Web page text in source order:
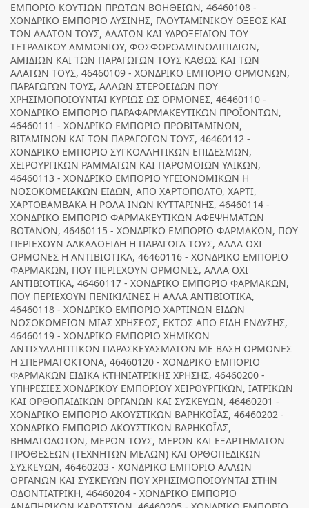
ΕΜΠΟΡΙΟ ΚΟΥΤΙΩΝ ΠΡΩΤΩΝ ΒΟΗΘΕΙΩΝ, 46460108 -
ΧΟΝΔΡΙΚΟ ΕΜΠΟΡΙΟ ΛΥΣΙΝΗΣ, ΓΛΟΥΤΑΜΙΝΙΚΟΥ ΟΞΕΟΣ ΚΑΙ
ΤΩΝ ΑΛΑΤΩΝ ΤΟΥΣ, ΑΛΑΤΩΝ ΚΑΙ ΥΔΡΟΞΕΙΔΙΩΝ ΤΟΥ
ΤΕΤΡΑΔΙΚΟΥ ΑΜΜΩΝΙΟΥ, ΦΩΣΦΟΡΟΑΜΙΝΟΛΙΠΙΔΙΩΝ,
ΑΜΙΔΙΩΝ ΚΑΙ ΤΩΝ ΠΑΡΑΓΩΓΩΝ ΤΟΥΣ ΚΑΘΩΣ ΚΑΙ ΤΩΝ
ΑΛΑΤΩΝ ΤΟΥΣ, 46460109 - ΧΟΝΔΡΙΚΟ ΕΜΠΟΡΙΟ ΟΡΜΟΝΩΝ,
ΠΑΡΑΓΩΓΩΝ ΤΟΥΣ, ΑΛΛΩΝ ΣΤΕΡΟΕΙΔΩΝ ΠΟΥ
ΧΡΗΣΙΜΟΠΟΙΟΥΝΤΑΙ ΚΥΡΙΩΣ ΩΣ ΟΡΜΟΝΕΣ, 46460110 -
ΧΟΝΔΡΙΚΟ ΕΜΠΟΡΙΟ ΠΑΡΑΦΑΡΜΑΚΕΥΤΙΚΩΝ ΠΡΟΪΟΝΤΩΝ,
46460111 - ΧΟΝΔΡΙΚΟ ΕΜΠΟΡΙΟ ΠΡΟΒΙΤΑΜΙΝΩΝ,
ΒΙΤΑΜΙΝΩΝ ΚΑΙ ΤΩΝ ΠΑΡΑΓΩΓΩΝ ΤΟΥΣ, 46460112 -
ΧΟΝΔΡΙΚΟ ΕΜΠΟΡΙΟ ΣΥΓΚΟΛΛΗΤΙΚΩΝ ΕΠΙΔΕΣΜΩΝ,
ΧΕΙΡΟΥΡΓΙΚΩΝ ΡΑΜΜΑΤΩΝ ΚΑΙ ΠΑΡΟΜΟΙΩΝ ΥΛΙΚΩΝ,
46460113 - ΧΟΝΔΡΙΚΟ ΕΜΠΟΡΙΟ ΥΓΕΙΟΝΟΜΙΚΩΝ Η
ΝΟΣΟΚΟΜΕΙΑΚΩΝ ΕΙΔΩΝ, ΑΠΟ ΧΑΡΤΟΠΟΛΤΟ, ΧΑΡΤΙ,
ΧΑΡΤΟΒΑΜΒΑΚΑ Η ΡΟΛΑ ΙΝΩΝ ΚΥΤΤΑΡΙΝΗΣ, 46460114 -
ΧΟΝΔΡΙΚΟ ΕΜΠΟΡΙΟ ΦΑΡΜΑΚΕΥΤΙΚΩΝ ΑΦΕΨΗΜΑΤΩΝ
ΒΟΤΑΝΩΝ, 46460115 - ΧΟΝΔΡΙΚΟ ΕΜΠΟΡΙΟ ΦΑΡΜΑΚΩΝ, ΠΟΥ
ΠΕΡΙΕΧΟΥΝ ΑΛΚΑΛΟΕΙΔΗ Η ΠΑΡΑΓΩΓΑ ΤΟΥΣ, ΑΛΛΑ ΟΧΙ
ΟΡΜΟΝΕΣ Η ΑΝΤΙΒΙΟΤΙΚΑ, 46460116 - ΧΟΝΔΡΙΚΟ ΕΜΠΟΡΙΟ
ΦΑΡΜΑΚΩΝ, ΠΟΥ ΠΕΡΙΕΧΟΥΝ ΟΡΜΟΝΕΣ, ΑΛΛΑ ΟΧΙ
ΑΝΤΙΒΙΟΤΙΚΑ, 46460117 - ΧΟΝΔΡΙΚΟ ΕΜΠΟΡΙΟ ΦΑΡΜΑΚΩΝ,
ΠΟΥ ΠΕΡΙΕΧΟΥΝ ΠΕΝΙΚΙΛΙΝΕΣ Η ΑΛΛΑ ΑΝΤΙΒΙΟΤΙΚΑ,
46460118 - ΧΟΝΔΡΙΚΟ ΕΜΠΟΡΙΟ ΧΑΡΤΙΝΩΝ ΕΙΔΩΝ
ΝΟΣΟΚΟΜΕΙΩΝ ΜΙΑΣ ΧΡΗΣΕΩΣ, ΕΚΤΟΣ ΑΠΟ ΕΙΔΗ ΕΝΔΥΣΗΣ,
46460119 - ΧΟΝΔΡΙΚΟ ΕΜΠΟΡΙΟ ΧΗΜΙΚΩΝ
ΑΝΤΙΣΥΛΛΗΠΤΙΚΩΝ ΠΑΡΑΣΚΕΥΑΣΜΑΤΩΝ ΜΕ ΒΑΣΗ ΟΡΜΟΝΕΣ
Η ΣΠΕΡΜΑΤΟΚΤΟΝΑ, 46460120 - ΧΟΝΔΡΙΚΟ ΕΜΠΟΡΙΟ
ΦΑΡΜΑΚΩΝ ΕΙΔΙΚΑ ΚΤΗΝΙΑΤΡΙΚΗΣ ΧΡΗΣΗΣ, 46460200 -
ΥΠΗΡΕΣΙΕΣ ΧΟΝΔΡΙΚΟΥ ΕΜΠΟΡΙΟΥ ΧΕΙΡΟΥΡΓΙΚΩΝ, ΙΑΤΡΙΚΩΝ
ΚΑΙ ΟΡΘΟΠΑΙΔΙΚΩΝ ΟΡΓΑΝΩΝ ΚΑΙ ΣΥΣΚΕΥΩΝ, 46460201 -
ΧΟΝΔΡΙΚΟ ΕΜΠΟΡΙΟ ΑΚΟΥΣΤΙΚΩΝ ΒΑΡΗΚΟΪΑΣ, 46460202 -
ΧΟΝΔΡΙΚΟ ΕΜΠΟΡΙΟ ΑΚΟΥΣΤΙΚΩΝ ΒΑΡΗΚΟΪΑΣ,
ΒΗΜΑΤΟΔΟΤΩΝ, ΜΕΡΩΝ ΤΟΥΣ, ΜΕΡΩΝ ΚΑΙ ΕΞΑΡΤΗΜΑΤΩΝ
ΠΡΟΘΕΣΕΩΝ (ΤΕΧΝΗΤΩΝ ΜΕΛΩΝ) ΚΑΙ ΟΡΘΟΠΕΔΙΚΩΝ
ΣΥΣΚΕΥΩΝ, 46460203 - ΧΟΝΔΡΙΚΟ ΕΜΠΟΡΙΟ ΑΛΛΩΝ
ΟΡΓΑΝΩΝ ΚΑΙ ΣΥΣΚΕΥΩΝ ΠΟΥ ΧΡΗΣΙΜΟΠΟΙΟΥΝΤΑΙ ΣΤΗΝ
ΟΔΟΝΤΙΑΤΡΙΚΗ, 46460204 - ΧΟΝΔΡΙΚΟ ΕΜΠΟΡΙΟ